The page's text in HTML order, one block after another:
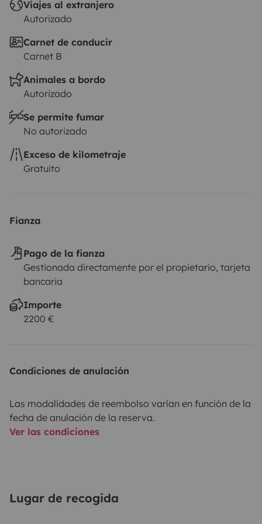
complemento al seguro personal del arrendatario.
Viajes al extranjero
Autorizado
Carnet de conducir
Carnet B
Animales a bordo
Autorizado
Se permite fumar
No autorizado
Exceso de kilometraje
Gratuito
Fianza
Pago de la fianza
Gestionada directamente por el propietario, tarjeta
bancaria
Importe
2200 €
Condiciones de anulación
Las modalidades de reembolso varían en función de la
fecha de anulación de la reserva.
Ver las condiciones
Lugar de recogida